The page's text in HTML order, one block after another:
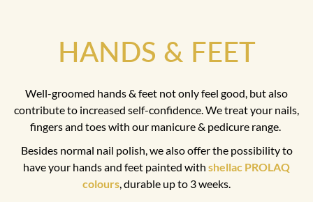
HANDS & FEET
Well-groomed hands & feet not only feel good, but also
contribute to increased self-confidence. We treat your nails,
fingers and toes with our manicure & pedicure range.
Besides normal nail polish, we also offer the possibility to
have your hands and feet painted with shellac PROLAQ
colours, durable up to 3 weeks.